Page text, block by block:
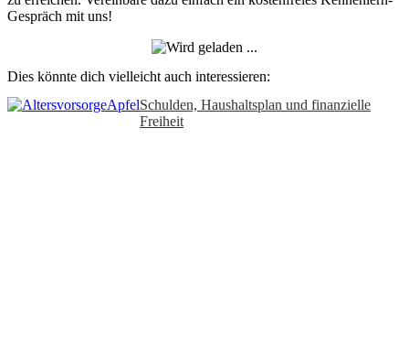
Gespräch mit uns!
Dies könnte dich vielleicht auch interessieren:
Schulden, Haushaltsplan und finanzielle
Freiheit